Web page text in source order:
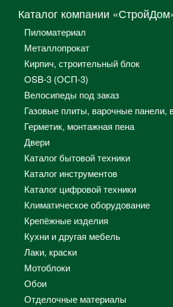
Каталог компании
Пиломатериал
Металлопрокат
Кирпич, строительный блок
OSB-3 (ОСП-3)
Велосипеды под заказ
Газовые плиты, варочные панели,
Герметик, монтажная пена
Двери
Каталог бытовой техники
Каталог инструментов
Каталог цифровой техники
Климатическое оборудование
Крепёжные изделия
Кухни и другая мебель
Лаки, краски
Мотоблоки
Обои
Отделочные материалы